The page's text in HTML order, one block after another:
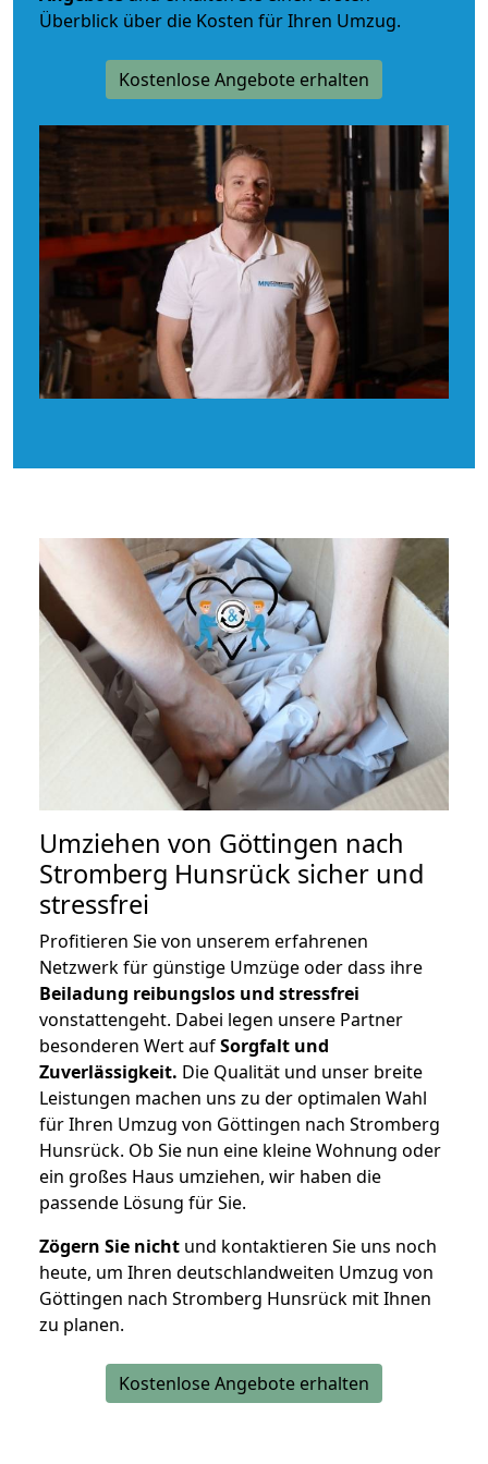
Überblick über die Kosten für Ihren Umzug.
Kostenlose Angebote erhalten
Umziehen von Göttingen nach
Stromberg Hunsrück sicher und
stressfrei
Profitieren Sie von unserem erfahrenen
Netzwerk für günstige Umzüge oder dass ihre
Beiladung reibungslos und stressfrei
vonstattengeht. Dabei legen unsere Partner
besonderen Wert aufSorgfalt und
Zuverlässigkeit. Die Qualität und unser breite
Leistungen machen uns zu der optimalen Wahl
für Ihren Umzug von Göttingen nach Stromberg
Hunsrück. Ob Sie nun eine kleine Wohnung oder
ein großes Haus umziehen, wir haben die
passende Lösung für Sie.
Zögern Sie nicht und kontaktieren Sie uns noch
heute, um Ihren deutschlandweiten Umzug von
Göttingen nach Stromberg Hunsrück mit Ihnen
zu planen.
Kostenlose Angebote erhalten